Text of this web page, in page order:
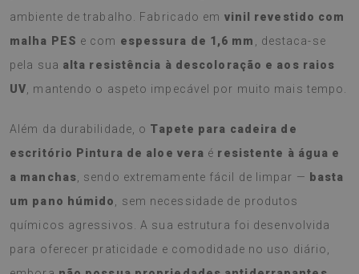
ambiente de trabalho. Fabricado em vinil revestido com
malha PES e com espessura de 1,6 mm
, destaca-se
pela sua alta resistência à descoloração e aos raios
UV , mantendo o aspeto impecável por muito mais tempo.
Além da durabilidade, o Tapete para cadeira de
escritório Pintura de aloe vera é resistente à água e
a manchas , sendo extremamente fácil de limpar — basta
um pano húmido
, sem necessidade de produtos
químicos agressivos. A sua estrutura foi desenvolvida
para oferecer praticidade e comodidade no uso diário,